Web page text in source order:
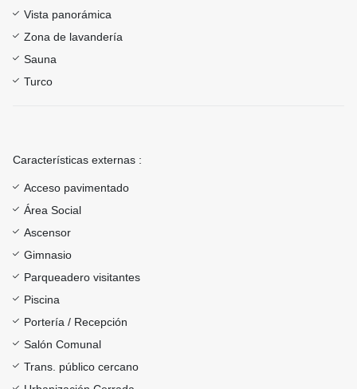
Vista panorámica
Zona de lavandería
Sauna
Turco
Características externas :
Acceso pavimentado
Área Social
Ascensor
Gimnasio
Parqueadero visitantes
Piscina
Portería / Recepción
Salón Comunal
Trans. público cercano